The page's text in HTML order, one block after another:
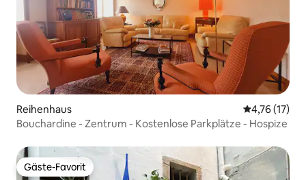
Reihenhaus
4,76 (17)
Bouchardine - Zentrum - Kostenlose Parkplätze - Hospize
Gäste-Favorit
Gäste-Favorit